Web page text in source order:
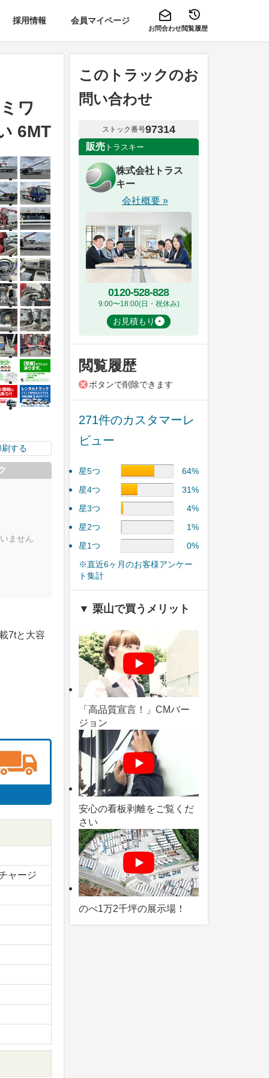
採用情報 会員マイページ
お問合わせ閲覧履歴
ワ
6MT
刷する
ません
7tと大容
ャージ
このトラックのお
問い合わせ
ストック番号97314
販売 トラスキー
株式会社トラス
キー
会社概要 »
0120-528-828
9:00〜18:00(日・祝休み)
お見積もり
閲覧履歴
ボタンで削除できます
271件のカスタマーレ
ビュー
星5つ
64%
星4つ
31%
星3つ
4%
星2つ
1%
星1つ
0%
※直近6ヶ月のお客様アンケー
ト集計
▼ 栗山で買うメリット
「高品質宣言！」CMバー
ジョン
安心の看板剥離をご覧くだ
さい
のべ1万2千坪の展示場！